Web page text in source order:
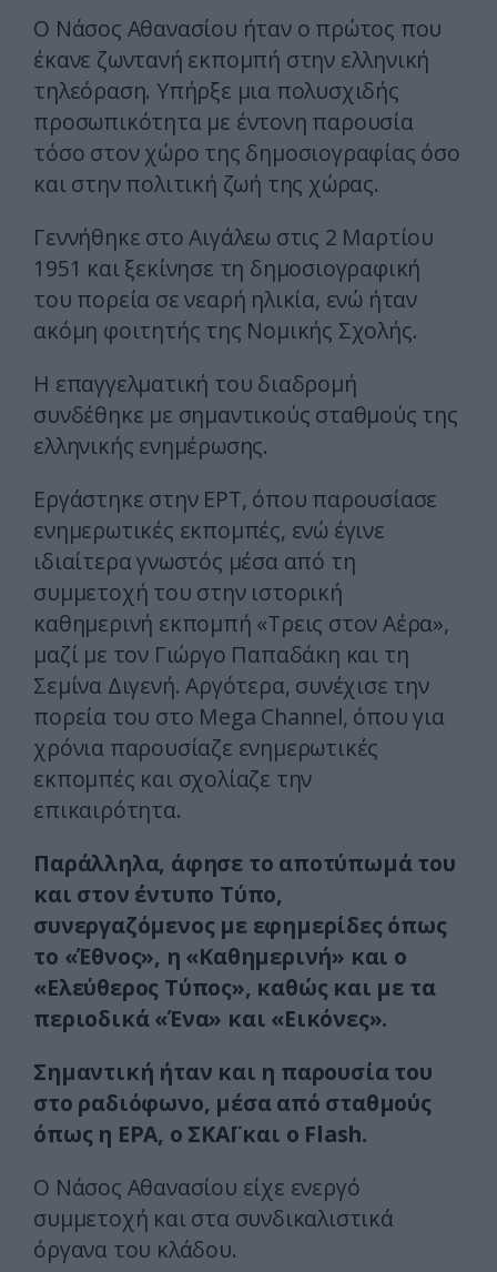
Ο Νάσος Αθανασίου ήταν ο πρώτος που
έκανε ζωντανή εκπομπή στην ελληνική
τηλεόραση. Yπήρξε μια πολυσχιδής
προσωπικότητα με έντονη παρουσία
τόσο στον χώρο της δημοσιογραφίας όσο
και στην πολιτική ζωή της χώρας.
Γεννήθηκε στο Αιγάλεω στις 2 Μαρτίου
1951 και ξεκίνησε τη δημοσιογραφική
του πορεία σε νεαρή ηλικία, ενώ ήταν
ακόμη φοιτητής της Νομικής Σχολής.
Η επαγγελματική του διαδρομή
συνδέθηκε με σημαντικούς σταθμούς της
ελληνικής ενημέρωσης.
Εργάστηκε στην ΕΡΤ, όπου παρουσίασε
ενημερωτικές εκπομπές, ενώ έγινε
ιδιαίτερα γνωστός μέσα από τη
συμμετοχή του στην ιστορική
καθημερινή εκπομπή «Τρεις στον Αέρα»,
μαζί με τον Γιώργο Παπαδάκη και τη
Σεμίνα Διγενή. Αργότερα, συνέχισε την
πορεία του στο Mega Channel, όπου για
χρόνια παρουσίαζε ενημερωτικές
εκπομπές και σχολίαζε την
επικαιρότητα.
Παράλληλα, άφησε το αποτύπωμά του
και στον έντυπο Τύπο,
συνεργαζόμενος με εφημερίδες όπως
το «Έθνος», η «Καθημερινή» και ο
«Ελεύθερος Τύπος», καθώς και με τα
περιοδικά «Ένα» και «Εικόνες».
Σημαντική ήταν και η παρουσία του
στο ραδιόφωνο, μέσα από σταθμούς
όπως η ΕΡΑ, ο ΣΚΑΪ και ο Flash.
Ο Νάσος Αθανασίου είχε ενεργό
συμμετοχή και στα συνδικαλιστικά
όργανα του κλάδου.